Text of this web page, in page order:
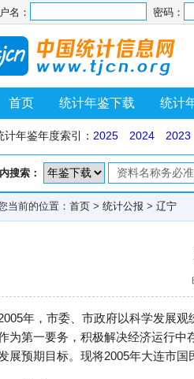
名： 密码：
首页 统计年鉴下载 统计
计年鉴年度索引： 2025 2024 2023
搜索：
当前的位置： 首页 > 统计公报 > 辽宁
年，市委、市政府以科学发展
为第一要务，积极解决经济运行中
展预期目标。现将2005年大连市国